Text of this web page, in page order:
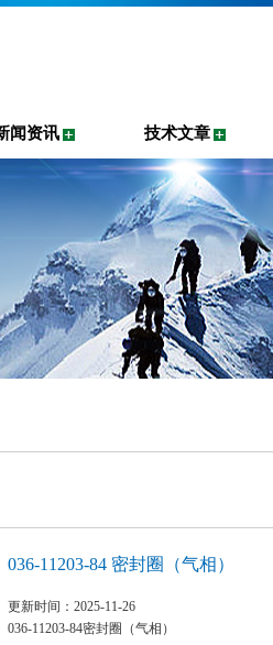
闻资讯 技术文章
036-11203-84 密封圈（气相）
更新时间：2025-11-26
036-11203-84密封圈（气相）